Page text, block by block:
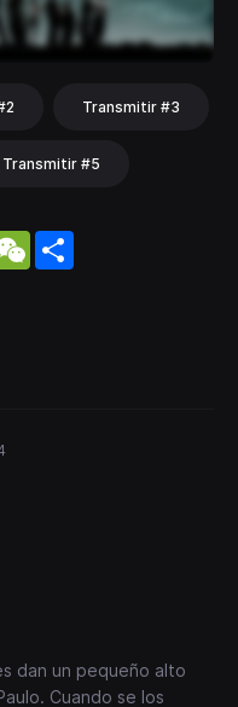
Transmitir #3
Transmitir #5
WeChat
dan un pequeño alto
Cuando se los